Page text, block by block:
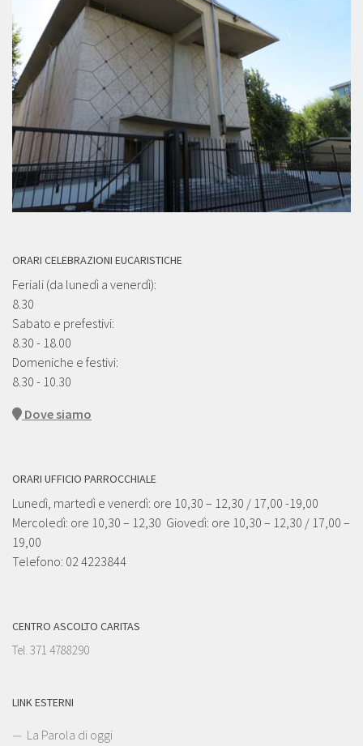
ORARI CELEBRAZIONI EUCARISTICHE
Feriali (da lunedì a venerdì):
8.30
Sabato e prefestivi:
8.30 - 18.00
Domeniche e festivi:
8.30 - 10.30
Dove siamo
ORARI UFFICIO PARROCCHIALE
Lunedì, martedì e venerdì: ore 10,30 – 12,30 / 17,00 -19,00
Mercoledì: ore 10,30 – 12,30 Giovedì: ore 10,30 – 12,30 / 17,00 –
19,00
Telefono: 02 4223844
CENTRO ASCOLTO CARITAS
Tel. 371 4788290
LINK ESTERNI
La Parola di oggi